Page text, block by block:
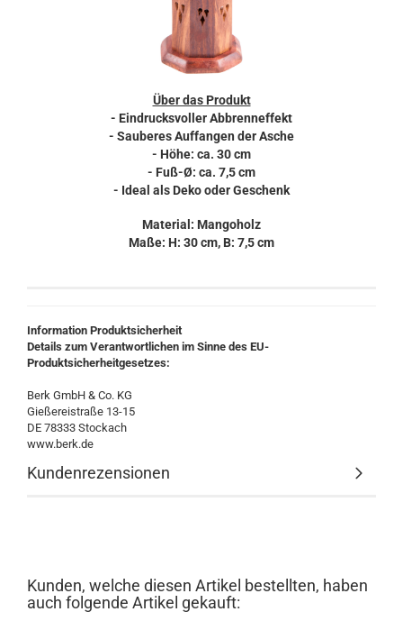
Über das Produkt
- Eindrucksvoller Abbrenneffekt
- Sauberes Auffangen der Asche
- Höhe: ca. 30 cm
- Fuß-Ø: ca. 7,5 cm
- Ideal als Deko oder Geschenk
Material: Mangoholz
Maße: H: 30 cm, B: 7,5 cm
Information Produktsicherheit
Details zum Verantwortlichen im Sinne des EU-
Produktsicherheitgesetzes:
Berk GmbH & Co. KG
Gießereistraße 13-15
DE 78333 Stockach
www.berk.de
Kundenrezensionen
Kunden, welche diesen Artikel bestellten, haben
auch folgende Artikel gekauft: